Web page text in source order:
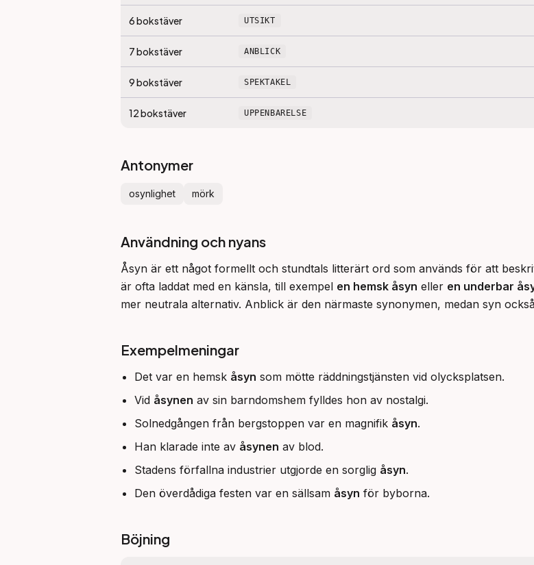
6bokstäver UTSIKT
7bokstäver ANBLICK
9bokstäver SPEKTAKEL
12bokstäver UPPENBARELSE
Antonymer
osynlighet mörk
Användning och nyans
Åsyn är ett något formellt och stundtals litterärt ord som används för att
är ofta laddat med en känsla, till exempel en hemsk åsyn eller en underbar
mer neutrala alternativ. Anblick är den närmaste synonymen, medan syn
Exempelmeningar
Det var en hemsk åsyn som mötte räddningstjänsten vid olycksplatsen.
Vid åsynen av sin barndomshem fylldes hon av nostalgi.
Solnedgången från bergstoppen var en magnifik åsyn.
Han klarade inte av åsynen av blod.
Stadens förfallna industrier utgjorde en sorglig åsyn.
Den överdådiga festen var en sällsam åsyn för byborna.
Böjning